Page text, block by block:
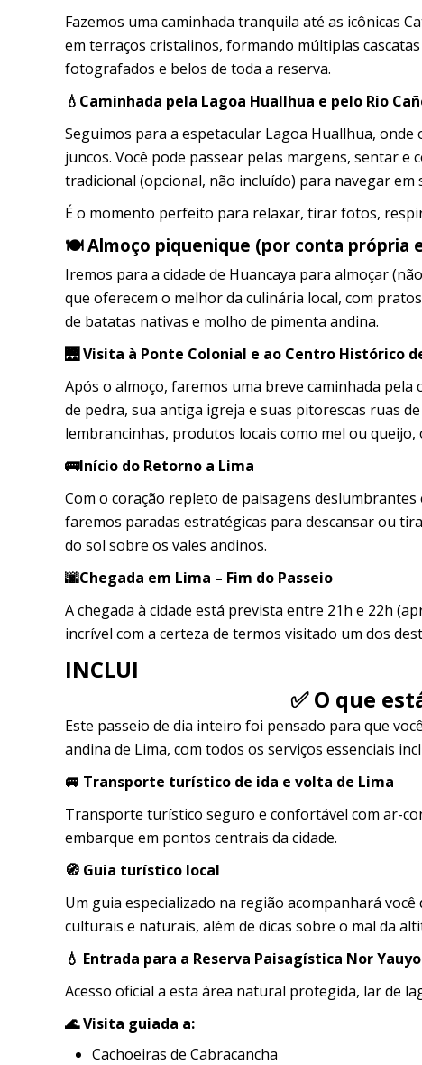
Fazemos uma caminhada tranquila até as icônicas
em terraços cristalinos, formando múltiplas
fotografados e belos de toda a reserva.
💧Caminhada pela Lagoa Huallhua e pelo Rio
Seguimos para a espetacular Lagoa Huallhua,
juncos. Você pode passear pelas margens, sentar
tradicional (opcional, não incluído) para navegar em
É o momento perfeito para relaxar, tirar fotos,
🍽️ Almoço piquenique (por conta própria
Iremos para a cidade de Huancaya para almoçar
que oferecem o melhor da culinária local, com
de batatas nativas e molho de pimenta andina.
🌉 Visita à Ponte Colonial e ao Centro Histórico
Após o almoço, faremos uma breve caminhada
de pedra, sua antiga igreja e suas pitorescas ruas
lembrancinhas, produtos locais como mel ou
🚌Início do Retorno a Lima
Com o coração repleto de paisagens
faremos paradas estratégicas para descansar ou
do sol sobre os vales andinos.
🌆Chegada em Lima – Fim do Passeio
A chegada à cidade está prevista entre 21h e 22h
incrível com a certeza de termos visitado um dos
INCLUI
✅ O que
Este passeio de dia inteiro foi pensado para que
andina de Lima, com todos os serviços essenciais
🚐 Transporte turístico de ida e volta de Lima
Transporte turístico seguro e confortável com ar-
embarque em pontos centrais da cidade.
🧭 Guia turístico local
Um guia especializado na região acompanhará
culturais e naturais, além de dicas sobre o mal da
💧 Entrada para a Reserva Paisagística Nor
Acesso oficial a esta área natural protegida, lar de
🌊 Visita guiada a:
Cachoeiras de Cabracancha